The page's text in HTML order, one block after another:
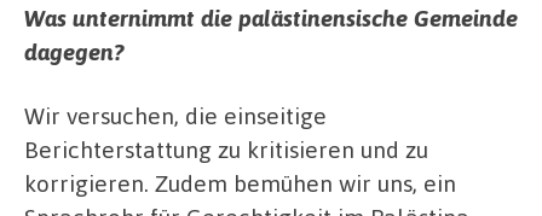
Was unternimmt die palästinensische Gemeinde
dagegen?
Wir versuchen, die einseitige
Berichterstattung zu kritisieren und zu
korrigieren. Zudem bemühen wir uns, ein